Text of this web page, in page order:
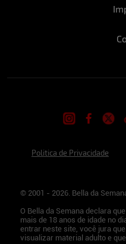
Politica de Privacidade
© 2001 - 2026. Bella da
O Bella da Semana declara
mais de 18 anos de idade no
entrar neste site, você jura
visualizar material adulto e